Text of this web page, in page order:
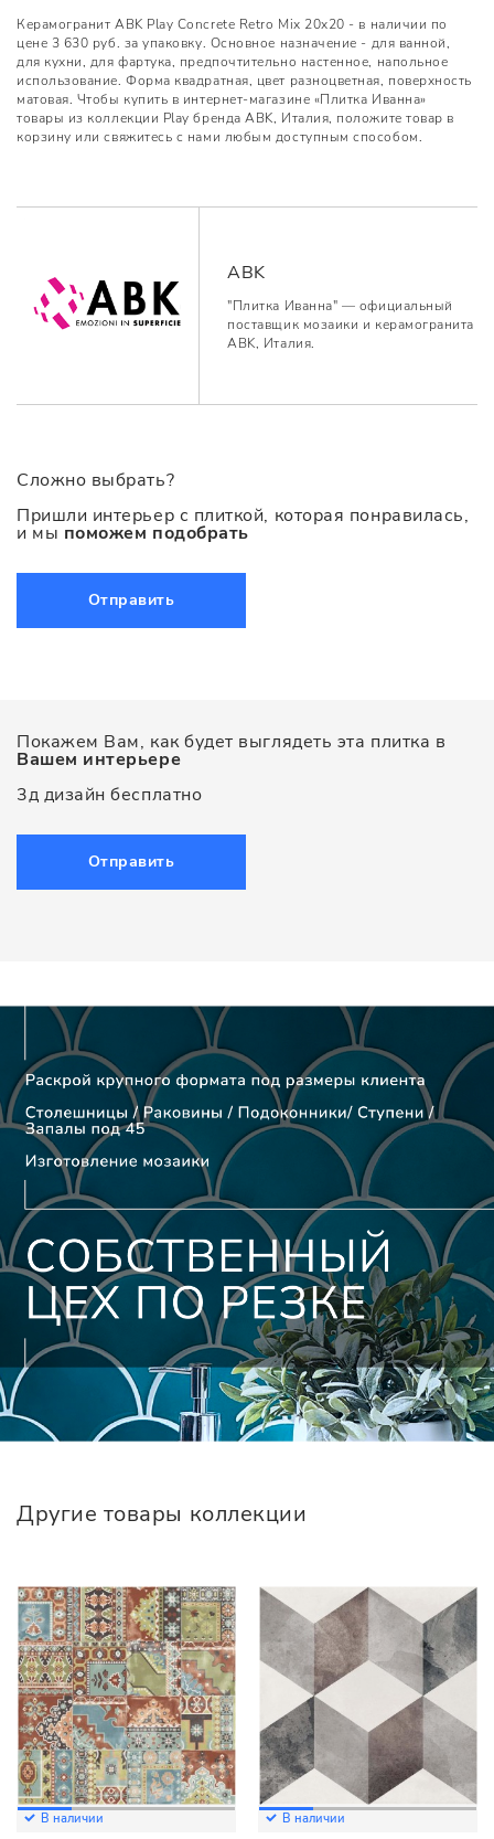
Керамогранит ABK Play Concrete Retro Mix 20x20 - в наличии по
цене 3 630 руб. за упаковку. Основное назначение - для ванной,
для кухни, для фартука, предпочтительно настенное, напольное
использование. Форма квадратная, цвет разноцветная, поверхность
матовая. Чтобы купить в интернет-магазине «Плитка Иванна»
товары из коллекции Play бренда ABK, Италия, положите товар в
корзину или свяжитесь с нами любым доступным способом.
ABK
"Плитка Иванна" — официальный
поставщик мозаики и керамогранита
ABK, Италия.
Сложно выбрать?
Пришли интерьер с плиткой, которая понравилась,
и мы поможем подобрать
Отправить
Покажем Вам, как будет выглядеть эта плитка в
Вашем интерьере
3д дизайн бесплатно
Отправить
Другие товары коллекции
В наличии В наличии